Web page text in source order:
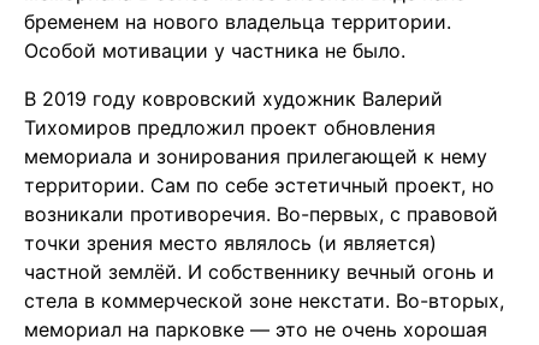
бременем на нового владельца территории.
Особой мотивации у частника не было.
В 2019 году ковровский художник Валерий
Тихомиров предложил проект обновления
мемориала и зонирования прилегающей к нему
территории. Сам по себе эстетичный проект, но
возникали противоречия. Во-первых, с правовой
точки зрения место являлось (и является)
частной землёй. И собственнику вечный огонь и
стела в коммерческой зоне некстати. Во-вторых,
мемориал на парковке — это не очень хорошая